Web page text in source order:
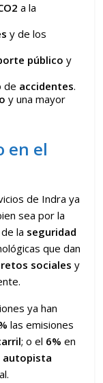
a la
y de los
público y
de accidentes.
y una mayor
en el
de Indra ya
sea por la
la seguridad
que dan
retos sociales y
ya han
las emisiones
; o el 6% en
autopista